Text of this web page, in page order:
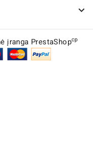

įranga PrestaShopcp